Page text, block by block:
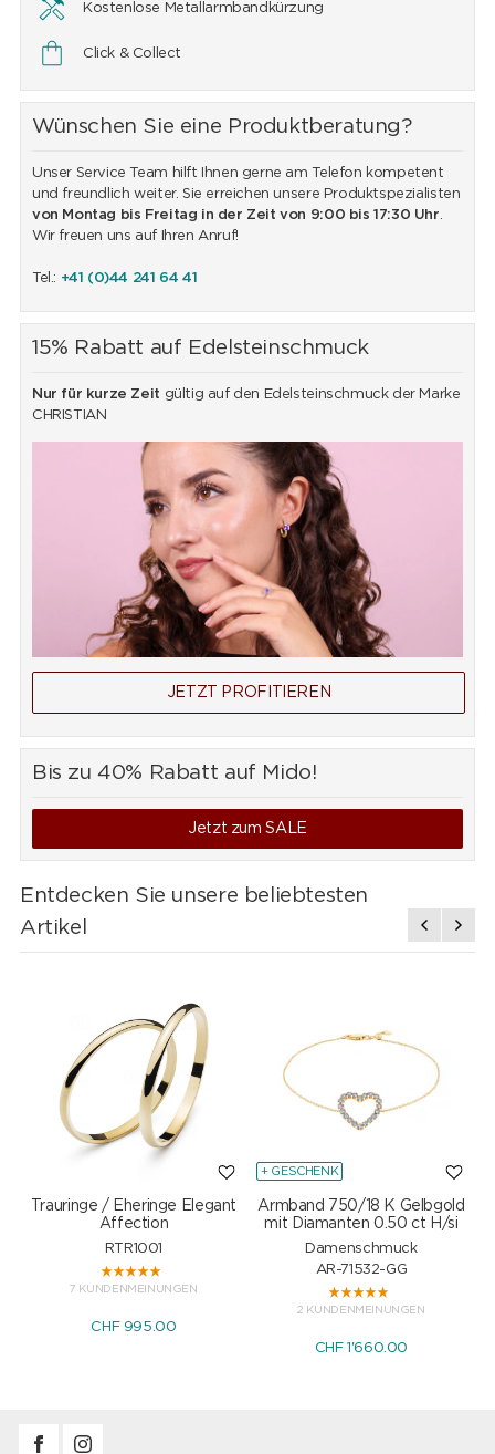
Kostenlose Metallarmbandkürzung
Click & Collect
Wünschen Sie eine Produktberatung?
Unser Service Team hilft Ihnen gerne am Telefon kompetent
und freundlich weiter. Sie erreichen unsere Produktspezialisten
von Montag bis Freitag in der Zeit von 9:00 bis 17:30 Uhr.
Wir freuen uns auf Ihren Anruf!
Tel.: +41 (0)44 241 64 41
15% Rabatt auf Edelsteinschmuck
Nur für kurze Zeit gültig auf den Edelsteinschmuck der Marke
CHRISTIAN
JETZT PROFITIEREN
Bis zu 40% Rabatt auf Mido!
Jetzt zum SALE
Entdecken Sie unsere beliebtesten
Artikel
Trauringe / Eheringe Elegant
Affection
RTR1001
7 KUNDENMEINUNGEN
CHF 995.00
+ GESCHENK
Armband 750/18 K Gelbgold
mit Diamanten 0.50 ct H/si
Damenschmuck
AR-71532-GG
2 KUNDENMEINUNGEN
CHF 1'660.00